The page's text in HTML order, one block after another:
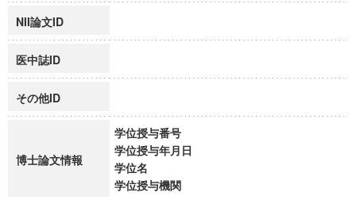
NII論文ID
医中誌ID
その他ID
博士論文情報
学位授与番号
学位授与年月日
学位名
学位授与機関